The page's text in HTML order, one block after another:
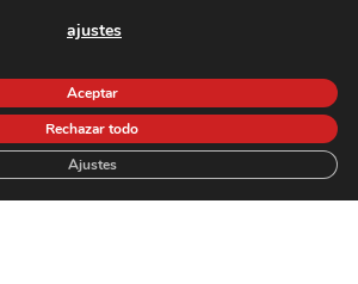
Aviso Legal
Política de privacidad
Política de Cookies
Forja - Todos los derechos reservados.
ajustes
Aceptar
Rechazar todo
Ajustes